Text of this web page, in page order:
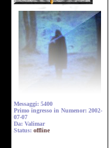
Messaggi: 5400
Primo ingresso in Numenor: 2002-
07-07
Da: Valimar
Status: offline